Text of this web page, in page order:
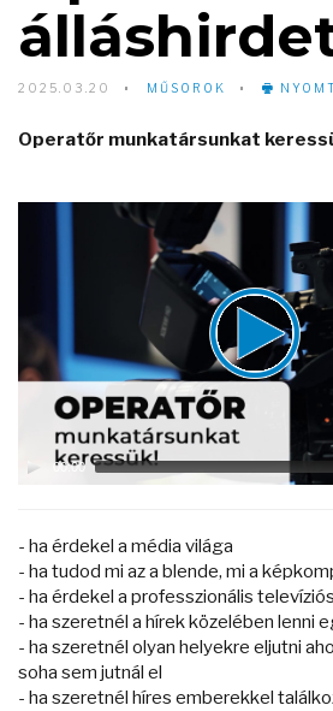
2025.03.20 MŰSOROK
Operatőr munkatársunkat
00:00
- ha érdekel a média világa
- ha tudod mi az a blende, mi a
- ha érdekel a professzionális
- ha szeretnél a hírek közelében lenni
- ha szeretnél olyan helyekre eljutni
soha sem jutnál el
- ha szeretnél híres emberekkel